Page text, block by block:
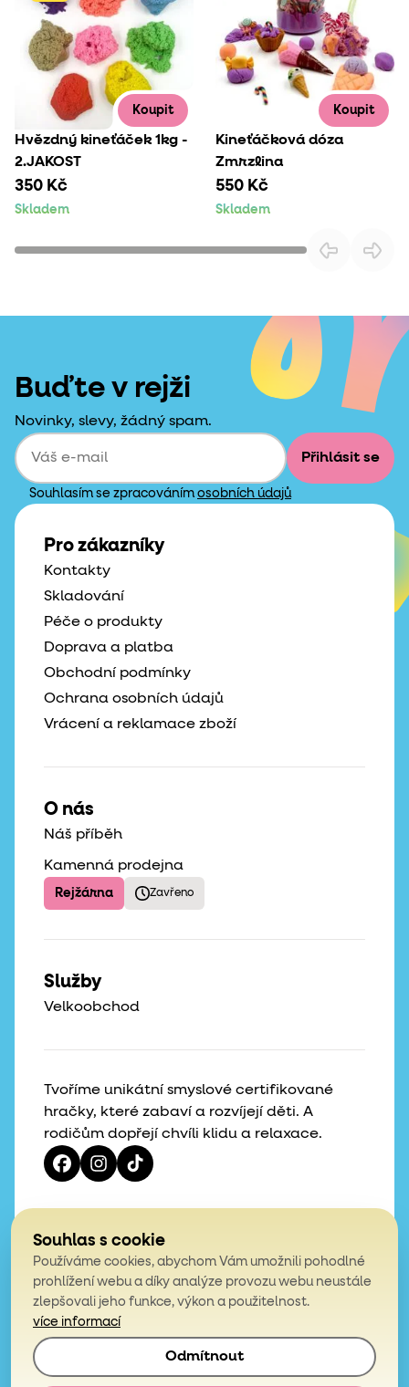
Koupit
Hvězdný kineťáček 1kg -
2.JAKOST
350 Kč
Skladem
Koupit
Kineťáčková dóza
Zmrzlina
550 Kč
Skladem
Buďte v rejži
Novinky, slevy, žádný spam.
Přihlásit se
Souhlasím se zpracováním osobních údajů
Tvoříme unikátní smyslové certifikované
hračky, které zabaví a rozvíjejí děti. A
rodičům dopřejí chvíli klidu a relaxace.
Pro zákazníky
Kontakty
Skladování
Péče o produkty
Doprava a platba
Obchodní podmínky
Ochrana osobních údajů
Vrácení a reklamace zboží
O nás
Náš příběh
Kamenná prodejna
Rejžárna Zavřeno
Služby
Velkoobchod
4,9
z celkem 200 hodnocení
© 2026, Mámy v rejži. Všechna práva vyhrazena.
Obchodní podmínky
Souhlas s cookie
Používáme cookies, abychom Vám umožnili pohodlné
prohlížení webu a díky analýze provozu webu neustále
zlepšovali jeho funkce, výkon a použitelnost.
více informací
Odmítnout